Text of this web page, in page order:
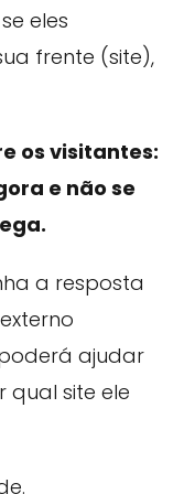
eles
frente (site),
os visitantes:
e não se
a resposta
ajudar
qual site ele